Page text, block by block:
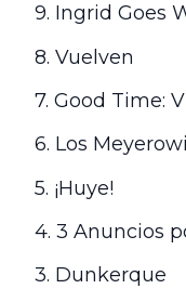
9. Ingrid Goes
8. Vuelven
7. Good Time:
6. Los
5. ¡Huye!
4. 3 Anuncios
3. Dunkerque